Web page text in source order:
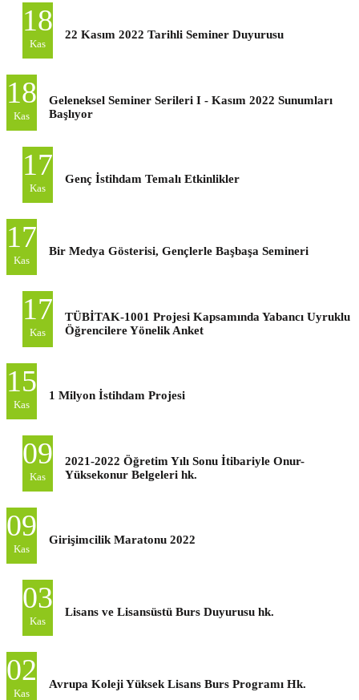
18
Kas
22 Kasım 2022 Tarihli Seminer Duyurusu
18
Kas
Geleneksel Seminer Serileri I - Kasım 2022 Sunumları
Başlıyor
17
Kas
Genç İstihdam Temalı Etkinlikler
17
Kas
Bir Medya Gösterisi, Gençlerle Başbaşa Semineri
17
Kas
TÜBİTAK-1001 Projesi Kapsamında Yabancı Uyruklu
Öğrencilere Yönelik Anket
15
Kas
1 Milyon İstihdam Projesi
09
Kas
2021-2022 Öğretim Yılı Sonu İtibariyle Onur-
Yüksekonur Belgeleri hk.
09
Kas
Girişimcilik Maratonu 2022
03
Kas
Lisans ve Lisansüstü Burs Duyurusu hk.
02
Kas
Avrupa Koleji Yüksek Lisans Burs Programı Hk.